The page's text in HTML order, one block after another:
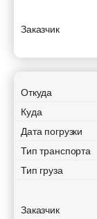
Заказчик
Откуда
Куда
Дата погрузки
Тип транспорта
Тип груза
Заказчик